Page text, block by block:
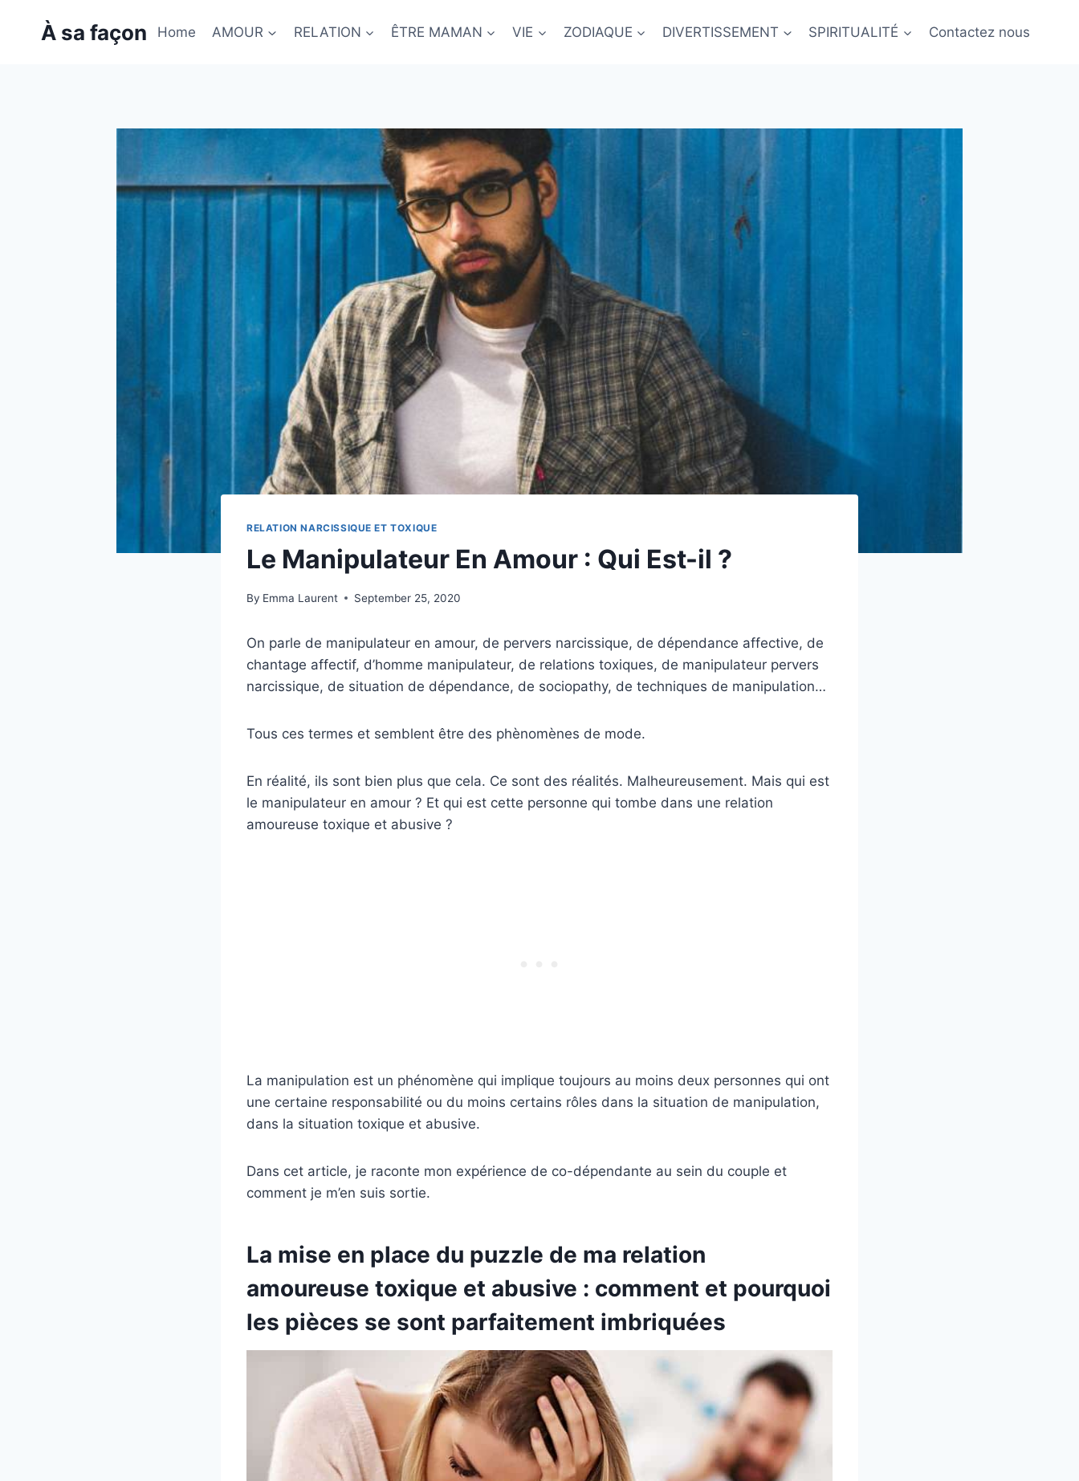
À sa façon Home AMOUR RELATION ÊTRE MAMAN VIE ZODIAQUE DIVERTISSEMENT SPIRITUALITÉ Contactez nous
RELATION NARCISSIQUE ET TOXIQUE
Le Manipulateur En Amour : Qui Est-il ?
By Emma Laurent September 25, 2020
On parle de manipulateur en amour, de pervers narcissique, de dépendance affective, de
chantage affectif, d’homme manipulateur, de relations toxiques, de manipulateur pervers
narcissique, de situation de dépendance, de sociopathy, de techniques de manipulation…
Tous ces termes et semblent être des phènomènes de mode.
En réalité, ils sont bien plus que cela. Ce sont des réalités. Malheureusement. Mais qui est
le manipulateur en amour ? Et qui est cette personne qui tombe dans une relation
amoureuse toxique et abusive ?
La manipulation est un phénomène qui implique toujours au moins deux personnes qui ont
une certaine responsabilité ou du moins certains rôles dans la situation de manipulation,
dans la situation toxique et abusive.
Dans cet article, je raconte mon expérience de co-dépendante au sein du couple et
comment je m’en suis sortie.
La mise en place du puzzle de ma relation
amoureuse toxique et abusive : comment et pourquoi
les pièces se sont parfaitement imbriquées